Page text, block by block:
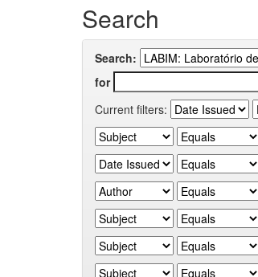
Search
Search:
for
Current filters: